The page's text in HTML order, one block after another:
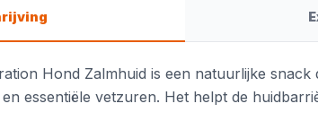
Hond Zalmhuid is een natuurlijke
essentiële vetzuren. Het helpt de